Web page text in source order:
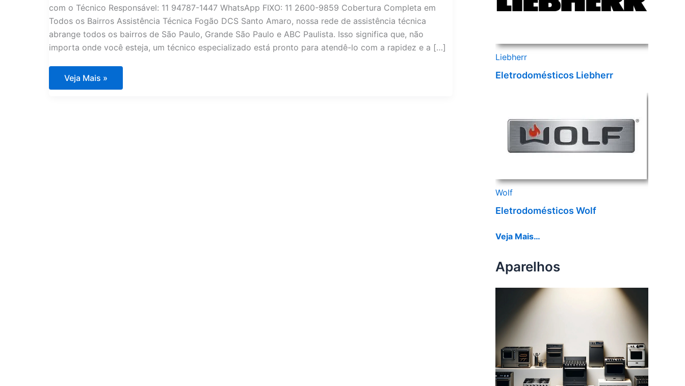
com o Técnico Responsável: 11 94787-1447 WhatsApp FIXO: 11 2600-9859 Cobertura Completa em
Todos os Bairros Assistência Técnica Fogão DCS Santo Amaro, nossa rede de assistência técnica
abrange todos os bairros de São Paulo, Grande São Paulo e ABC Paulista. Isso significa que, não
importa onde você esteja, um técnico especializado está pronto para atendê-lo com a rapidez e a […]
Assistência
Técnica
Veja Mais »
Liebherr
Eletrodomésticos Liebherr
Wolf
Eletrodomésticos Wolf
Veja Mais…
Aparelhos